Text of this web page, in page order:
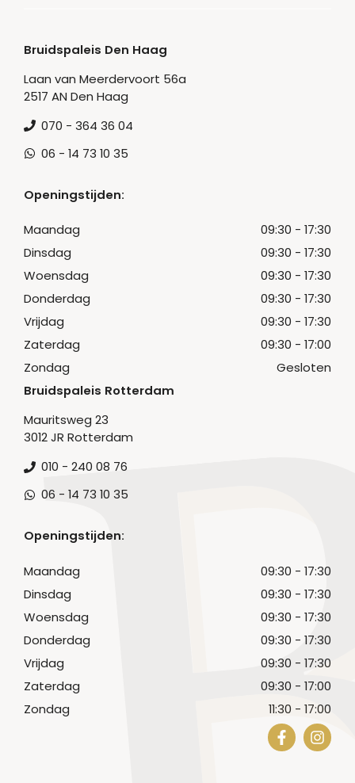
Bruidspaleis Den Haag
Laan van Meerdervoort 56a
2517 AN Den Haag
070 - 364 36 04
06 - 14 73 10 35
Openingstijden:
Maandag
09:30 - 17:30
Dinsdag
09:30 - 17:30
Woensdag
09:30 - 17:30
Donderdag
09:30 - 17:30
Vrijdag
09:30 - 17:30
Zaterdag
09:30 - 17:00
Zondag
Gesloten
Bruidspaleis Rotterdam
Mauritsweg 23
3012 JR Rotterdam
010 - 240 08 76
06 - 14 73 10 35
Openingstijden:
Maandag
09:30 - 17:30
Dinsdag
09:30 - 17:30
Woensdag
09:30 - 17:30
Donderdag
09:30 - 17:30
Vrijdag
09:30 - 17:30
Zaterdag
09:30 - 17:00
Zondag
11:30 - 17:00